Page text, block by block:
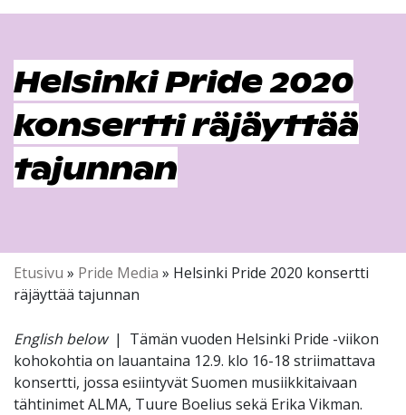
Helsinki Pride 2020
konsertti räjäyttää
tajunnan
Etusivu » Pride Media » Helsinki Pride 2020 konsertti
räjäyttää tajunnan
English below | Tämän vuoden Helsinki Pride -viikon
kohokohtia on lauantaina 12.9. klo 16-18 striimattava
konsertti, jossa esiintyvät Suomen musiikkitaivaan
tähtinimet ALMA, Tuure Boelius sekä Erika Vikman.